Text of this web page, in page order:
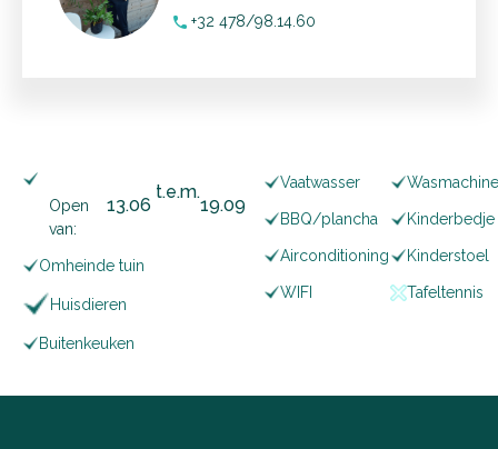
phone +32 478/98.14.60
Open
van:
13.06
t.e.m.
19.09
Omheinde tuin
Huisdieren
Buitenkeuken
Vaatwasser
BBQ/plancha
Airconditioning
WIFI
Wasmachine
Kinderbedje
Kinderstoel
Tafeltennis